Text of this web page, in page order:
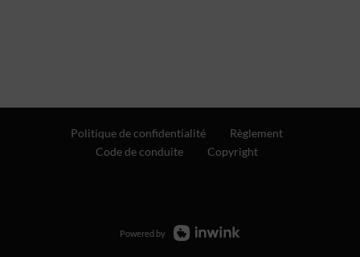
Politique de confidentialité
Règlement
Code de conduite
Copyright
Powered by